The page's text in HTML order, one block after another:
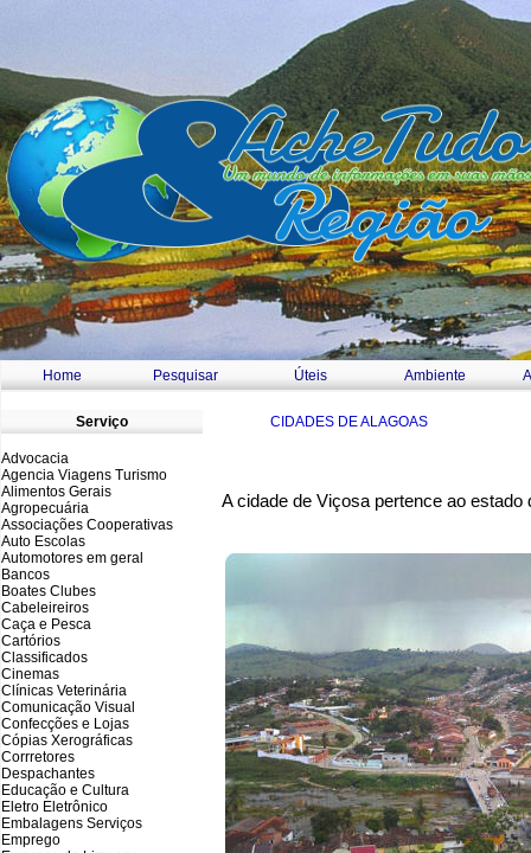
Home Pesquisar Úteis Ambiente
Serviço
Advocacia
Agencia Viagens Turismo
Alimentos Gerais
Agropecuária
Associações Cooperativas
Auto Escolas
Automotores em geral
Bancos
Boates Clubes
Cabeleireiros
Caça e Pesca
Cartórios
Classificados
Cinemas
Clínicas Veterinária
Comunicação Visual
Confecções e Lojas
Cópias Xerográficas
Corrretores
Despachantes
Educação e Cultura
Eletro Eletrônico
Embalagens Serviços
Emprego
CIDADES DE ALAGOAS
A cidade de Viçosa pertence ao